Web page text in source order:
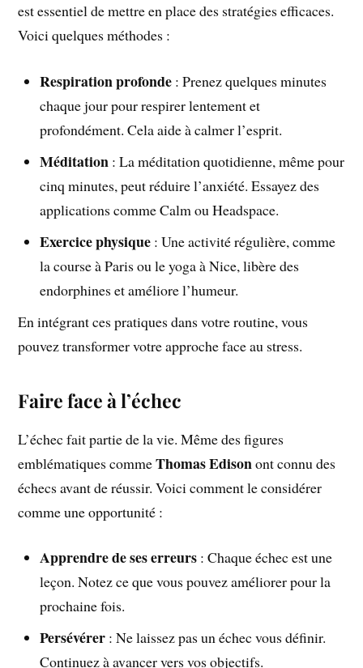
est essentiel de mettre en place des stratégies efficaces.
Voici quelques méthodes :
Respiration profonde : Prenez quelques minutes
chaque jour pour respirer lentement et
profondément. Cela aide à calmer l’esprit.
Méditation : La méditation quotidienne, même pour
cinq minutes, peut réduire l’anxiété. Essayez des
applications comme Calm ou Headspace.
Exercice physique : Une activité régulière, comme
la course à Paris ou le yoga à Nice, libère des
endorphines et améliore l’humeur.
En intégrant ces pratiques dans votre routine, vous
pouvez transformer votre approche face au stress.
Faire face à l’échec
L’échec fait partie de la vie. Même des figures
emblématiques commeThomas Edisonont connu des
échecs avant de réussir. Voici comment le considérer
comme une opportunité :
Apprendre de ses erreurs : Chaque échec est une
leçon. Notez ce que vous pouvez améliorer pour la
prochaine fois.
Persévérer : Ne laissez pas un échec vous définir.
Continuez à avancer vers vos objectifs.